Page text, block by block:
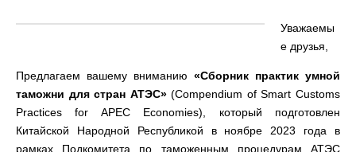
Уважаемы
е друзья,
Предлагаем вашему вниманию «Сборник практик умной
таможни для стран АТЭС»(Compendium of Smart Customs
Practices for APEC Economies), который подготовлен
Китайской Народной Республикой в ноябре 2023 года в
рамках Подкомитета по таможенным процедурам АТЭС